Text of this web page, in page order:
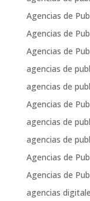
Agencias de
Agencias de
Agencias de
agencias de
agencias de
Agencias de
agencias de
agencias de
Agencias de
Agencias de
agencias